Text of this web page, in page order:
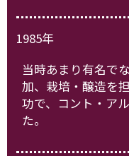
1985年
当時あまり有名で
加、栽培・醸造を
功で、コント・ア
た。